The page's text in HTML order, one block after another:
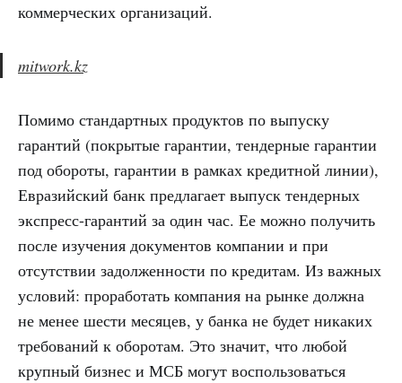
коммерческих организаций.
mitwork.kz
Помимо стандартных продуктов по выпуску
гарантий (покрытые гарантии, тендерные гарантии
под обороты, гарантии в рамках кредитной линии),
Евразийский банк предлагает выпуск тендерных
экспресс-гарантий за один час. Ее можно получить
после изучения документов компании и при
отсутствии задолженности по кредитам. Из важных
условий: проработать компания на рынке должна
не менее шести месяцев, у банка не будет никаких
требований к оборотам. Это значит, что любой
крупный бизнес и МСБ могут воспользоваться